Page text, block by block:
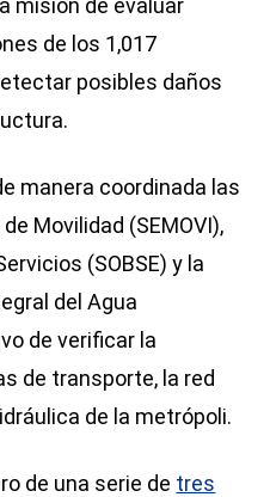
misión de evaluar
de los 1,017
posibles daños
manera coordinada las
Movilidad (SEMOVI),
(SOBSE) y la
del Agua
de verificar la
de transporte, la red
de la metrópoli.
de una serie de tres